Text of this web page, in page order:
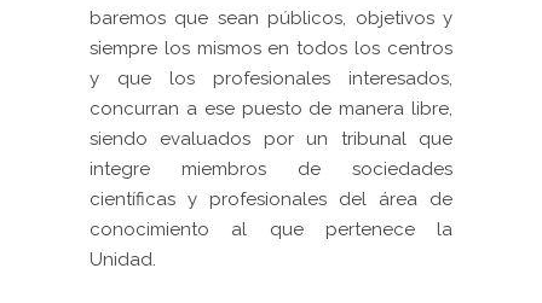
baremos que sean públicos, objetivos y
siempre los mismos en todos los centros
y que los profesionales interesados,
concurran a ese puesto de manera libre,
siendo evaluados por un tribunal que
integre miembros de sociedades
científicas y profesionales del área de
conocimiento al que pertenece la
Unidad.